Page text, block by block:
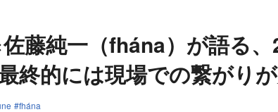
藤純一（fhána）が語る
終的には現場での繋がりが
fhána